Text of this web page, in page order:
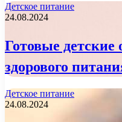
Детское питание
24.08.2024
Готовые детские
здорового
Детское питание
24.08.2024